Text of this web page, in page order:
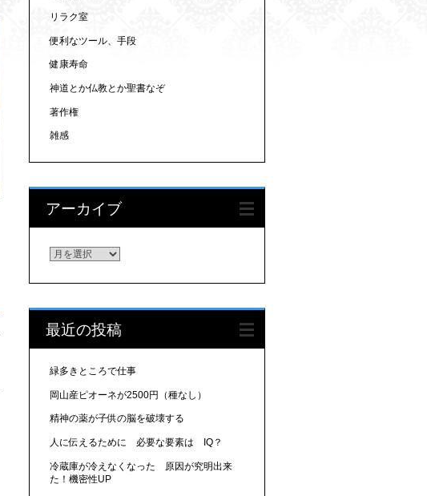
リラク室
便利なツール、手段
健康寿命
神道とか仏教とか聖書なぞ
著作権
雑感
アーカイブ
アーカイブ
最近の投稿
緑多きところで仕事
岡山産ピオーネが2500円（種なし）
精神の薬が子供の脳を破壊する
人に伝えるために 必要な要素は IQ？
冷蔵庫が冷えなくなった 原因が究明出来
た！機密性UP